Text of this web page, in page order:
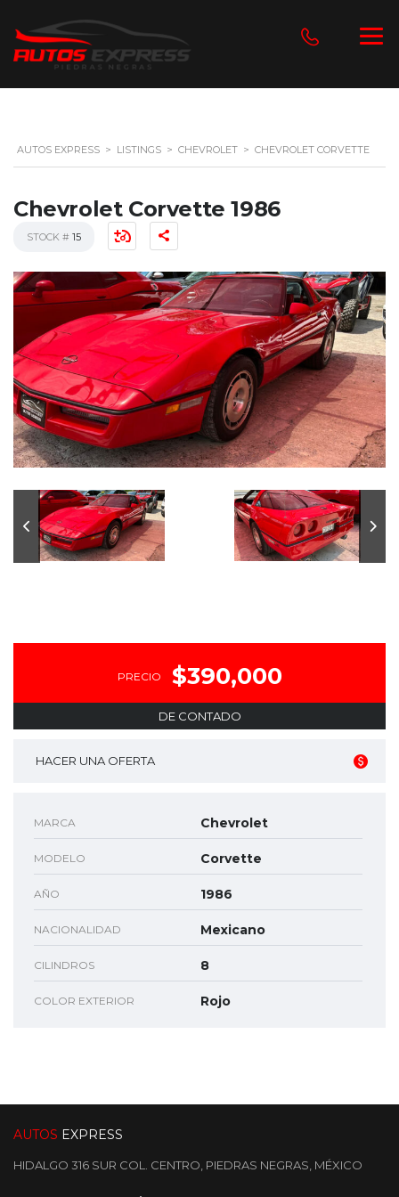
AUTOS EXPRESS > LISTINGS > CHEVROLET > CHEVROLET CORVETTE
Chevrolet Corvette 1986
STOCK # 15
PRECIO $390,000
DE CONTADO
HACER UNA OFERTA
MARCA Chevrolet
MODELO Corvette
AÑO 1986
NACIONALIDAD Mexicano
CILINDROS 8
COLOR EXTERIOR Rojo
AUTOS EXPRESS
HIDALGO 316 SUR COL. CENTRO, PIEDRAS NEGRAS, MÉXICO